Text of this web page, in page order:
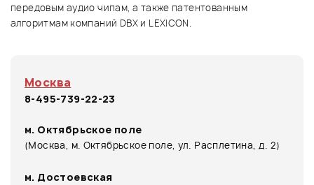
передовым аудио чипам, а также патентованным
алгоритмам компаний DBX и LEXICON.
Москва
8-495-739-22-23
м. Октябрьское поле
(Москва, м. Октябрьское поле, ул. Расплетина, д. 2)
м. Достоевская